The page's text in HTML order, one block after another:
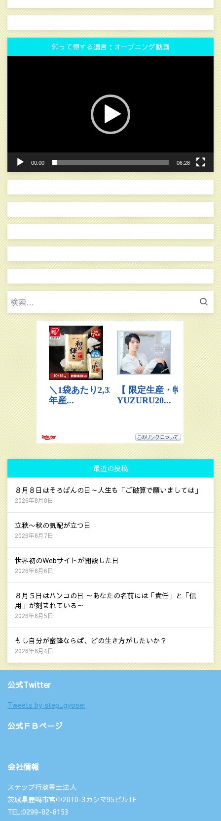
知って得する遺言：オープニング動画
動
画
プ
レ
ー
ヤ
ー
00:00 06:28
検
索:
最近の投稿
８月８日はそろばんの日～人生も「ご破算で願いましては」
2026年8月8日
立秋〜秋の気配が立つ日
2026年8月7日
世界初のWebサイトが開設した日
2026年8月6日
８月５日はハンコの日 ～あなたの名前には「責任」と「信
用」が刻まれている～
2026年8月5日
もし自分が蜜蜂ならば、どの生き方がしたいか？
2026年8月4日
公式Twitter
Tweets by step_gyosei
公式ＦＢページ
会社情報
ステップ行政書士法人
茨城県鹿嶋市宮中2010-3カシマ95ビル1F
TEL:0299-82-8153